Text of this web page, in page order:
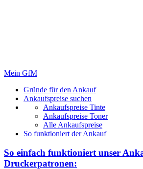
Mein GfM
Gründe für den Ankauf
Ankaufspreise suchen
Ankaufspreise Tinte
Ankaufspreise Toner
Alle Ankaufspreise
So funktioniert der Ankauf
So einfach funktioniert unser
Druckerpatronen: